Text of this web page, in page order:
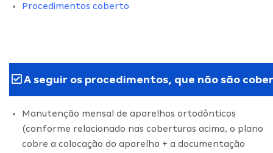
Procedimentos coberto
A seguir os procedimentos, que não são
Manutenção mensal de aparelhos ortodônticos
(conforme relacionado nas coberturas acima, o plano
cobre a colocação do aparelho + a documentação